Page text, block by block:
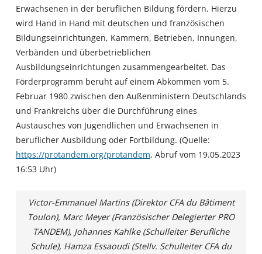
Erwachsenen in der beruflichen Bildung fördern. Hierzu
wird Hand in Hand mit deutschen und französischen
Bildungseinrichtungen, Kammern, Betrieben, Innungen,
Verbänden und überbetrieblichen
Ausbildungseinrichtungen zusammengearbeitet. Das
Förderprogramm beruht auf einem Abkommen vom 5.
Februar 1980 zwischen den Außenministern Deutschlands
und Frankreichs über die Durchführung eines
Austausches von Jugendlichen und Erwachsenen in
beruflicher Ausbildung oder Fortbildung. (Quelle:
https://protandem.org/protandem, Abruf vom 19.05.2023
16:53 Uhr)
Victor-Emmanuel Martins (Direktor CFA du Bâtiment
Toulon), Marc Meyer (Französischer Delegierter PRO
TANDEM), Johannes Kahlke (Schulleiter Berufliche
Schule), Hamza Essaoudi (Stellv. Schulleiter CFA du